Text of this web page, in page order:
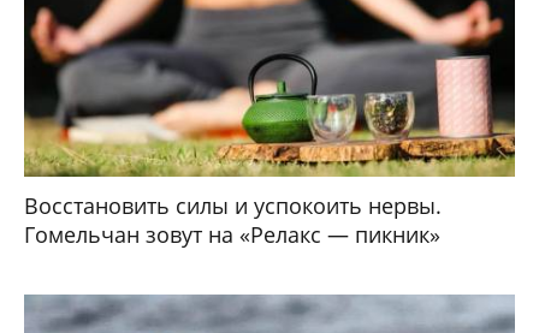
Восстановить силы и успокоить нервы.
Гомельчан зовут на «Релакс — пикник»